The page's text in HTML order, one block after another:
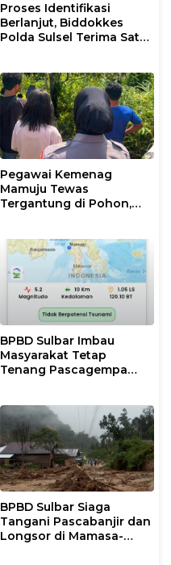
Proses Identifikasi
Berlanjut, Biddokkes
Polda Sulsel Terima Satu
Pegawai Kemenag
Mamuju Tewas
Tergantung di Pohon,
BPBD Sulbar Imbau
Masyarakat Tetap
Tenang Pascagempa
BPBD Sulbar Siaga
Tangani Pascabanjir dan
Longsor di Mamasa-